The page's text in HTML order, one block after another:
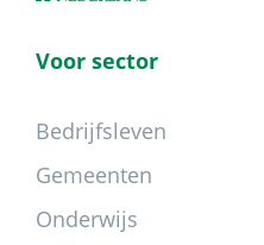
Voor sector
Bedrijfsleven
Gemeenten
Onderwijs